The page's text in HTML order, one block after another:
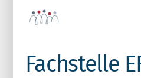
Fachstelle